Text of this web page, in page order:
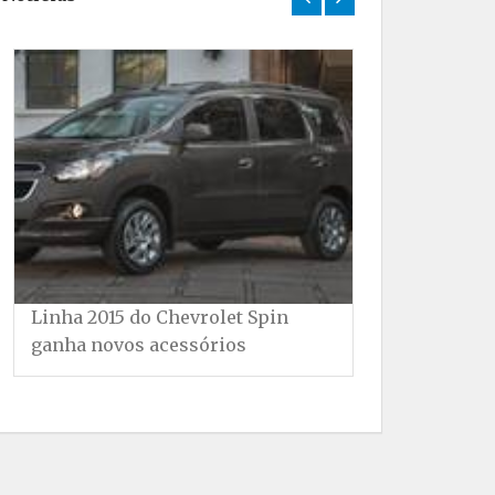
Linha 2015 do Chevrolet Spin
ganha novos acessórios